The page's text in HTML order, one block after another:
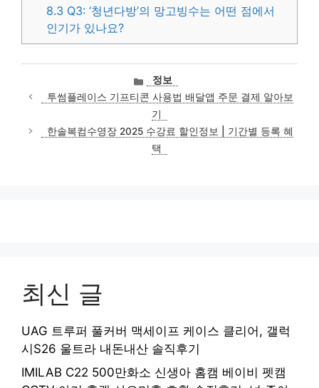
8.3 Q3: ‘청년다방’의 망고빙수는 어떤 점에서
인기가 있나요?
카
테
고
리
정보
투썸플레이스 기프티콘 사용법 배달앱 주문 결제 알아보
기
한솔복컴수영장 2025 수강료 할인정보 | 기간별 등록 혜
택
최신 글
UAG 트루퍼 풀커버 맥세이프 케이스 클리어, 갤럭
시S26 울트라 내돈내산 솔직후기
IMILAB C22 500만화소 신생아 홈캠 베이비 펫캠